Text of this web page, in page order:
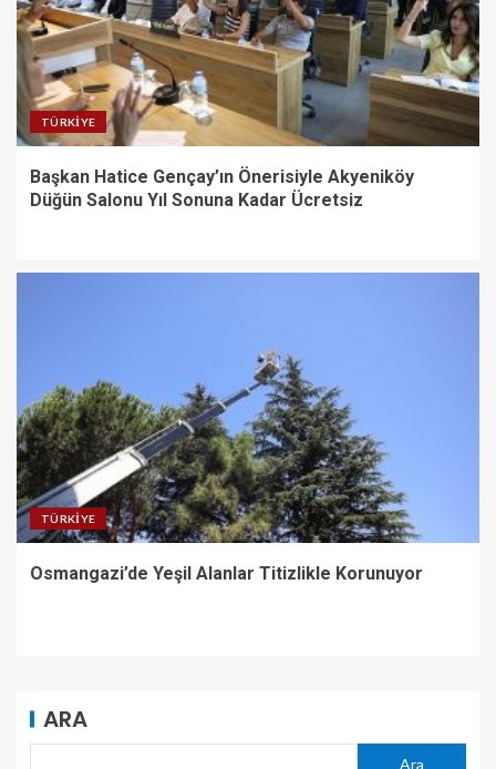
TÜRKIYE
Başkan Hatice Gençay’ın Önerisiyle Akyeniköy
Düğün Salonu Yıl Sonuna Kadar Ücretsiz
TÜRKIYE
Osmangazi’de Yeşil Alanlar Titizlikle Korunuyor
ARA
Ara